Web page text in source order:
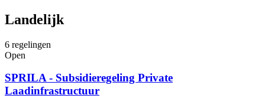
Landelijk
6 regelingen
Open
SPRILA - Subsidieregeling Private
Laadinfrastructuur